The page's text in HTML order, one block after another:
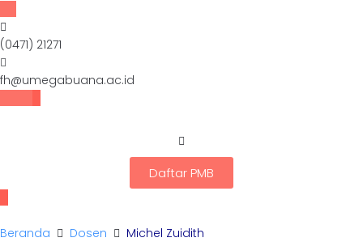
(0471) 21271
fh@umegabuana.ac.id
Daftar PMB
Beranda Dosen Michel Zuidith